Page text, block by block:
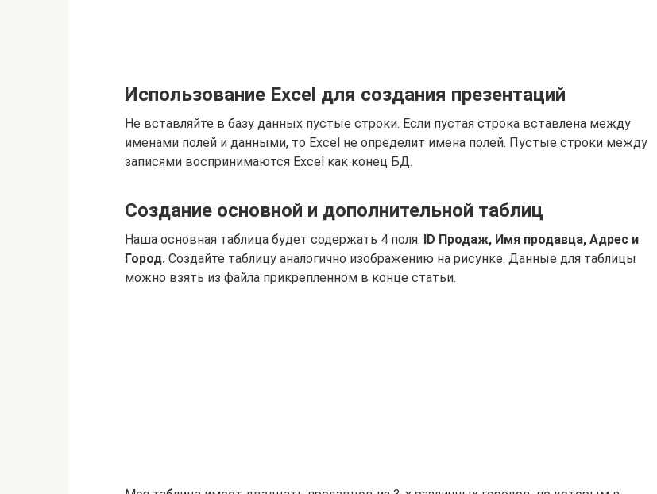
Использование Excel для создания презентаций
Не вставляйте в базу данных пустые строки. Если пустая строка вставлена между
именами полей и данными, то Excel не определит имена полей. Пустые строки между
записями воспринимаются Excel как конец БД.
Создание основной и дополнительной таблиц
Наша основная таблица будет содержать 4 поля:
ID Продаж, Имя продавца, Адрес и
Город. Создайте таблицу аналогично изображению на рисунке. Данные для таблицы
можно взять из файла прикрепленном в конце статьи.